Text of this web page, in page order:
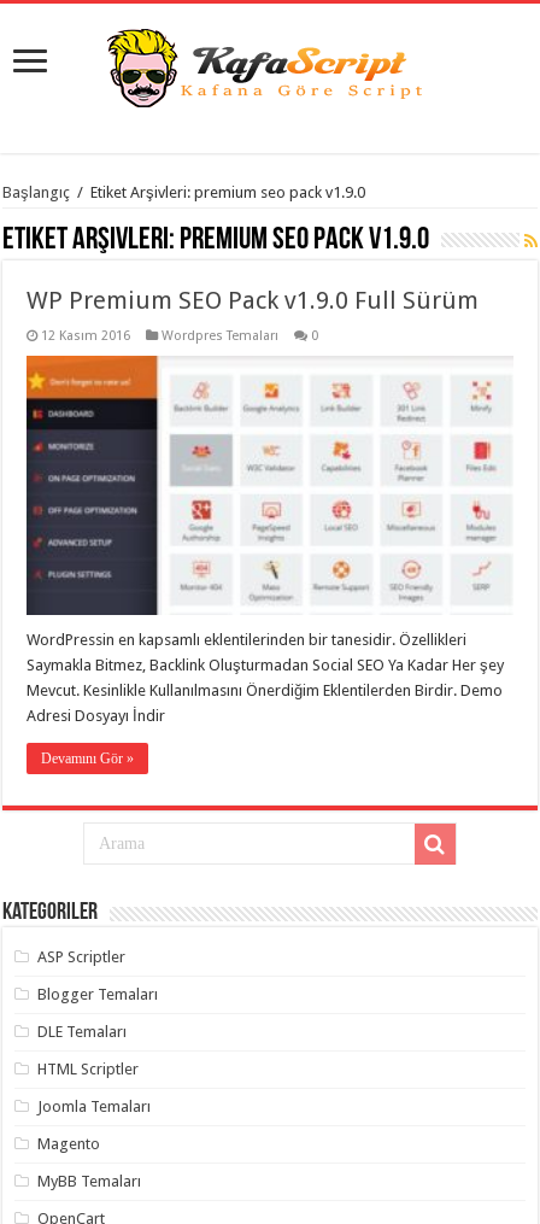
istanbul
evden
eve
organizasyon,
evden
taşımacılık ,
evden
taşımacılık,
gaziantep
evden
taşımacılık
gaziantep
gaziantep
evden
taşımacılık,
gaziantep
taşımacılık,
evden
taşımacılık,
gaziantep
taşıma,
evden
taşımacılık,
gaziantep
organizasyon
gaziantep
organizasyon,
gaziantep
organizasyon
gaziantep
gaziantep
Başlangıç / Etiket Arşivleri: premium seo pack v1.9.0
Etiket Arşivleri: premium seo pack v1.9.0
WP Premium SEO Pack v1.9.0 Full Sürüm
12 Kasım 2016 Wordpres Temaları 0
WordPressin en kapsamlı eklentilerinden bir tanesidir. Özellikleri
Saymakla Bitmez, Backlink Oluşturmadan Social SEO Ya Kadar Her şey
Mevcut. Kesinlikle Kullanılmasını Önerdiğim Eklentilerden Birdir. Demo
Adresi Dosyayı İndir
Devamını Gör »
Kategoriler
ASP Scriptler
Blogger Temaları
DLE Temaları
HTML Scriptler
Joomla Temaları
Magento
MyBB Temaları
OpenCart